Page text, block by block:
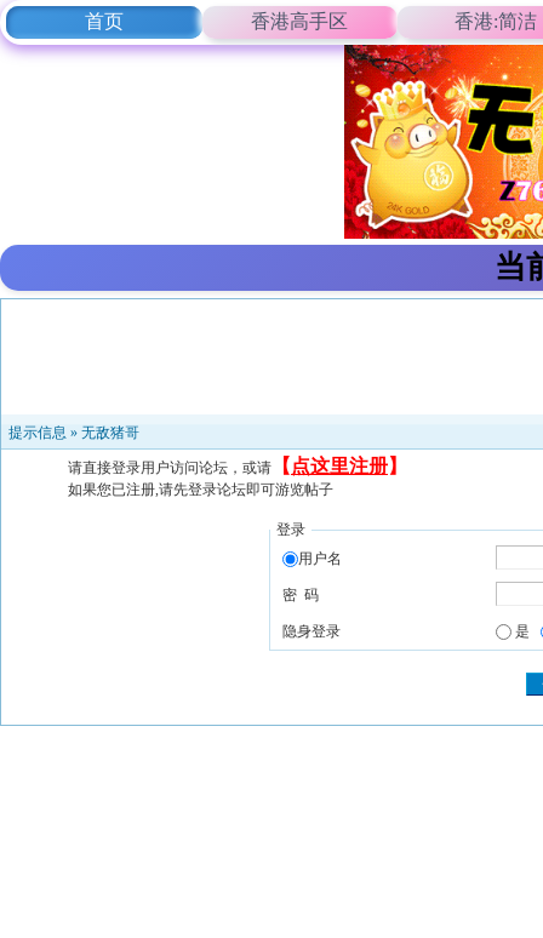
首页 香港高手区 香港:简洁
当
提示信息 » 无敌猪哥
请直接登录用户访问论坛，或请 【 点这里注册】
如果您已注册,请先登录论坛即可游览帖子
登录
用户名
密 码
隐身登录 是